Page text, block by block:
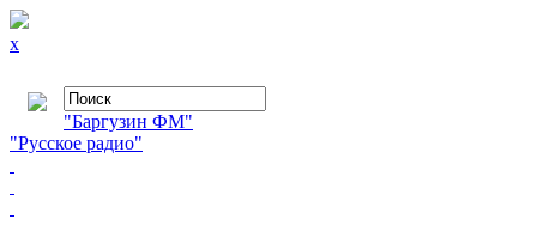
x
"Баргузин ФМ"
"Русское радио"